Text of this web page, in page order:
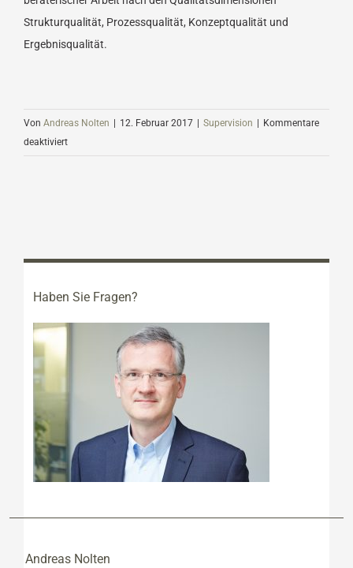
Strukturqualität, Prozessqualität, Konzeptqualität und
Ergebnisqualität.
Von Andreas Nolten | 12. Februar 2017 | Supervision | Kommentare
deaktiviertfür
Haben Sie Fragen?
Andreas Nolten